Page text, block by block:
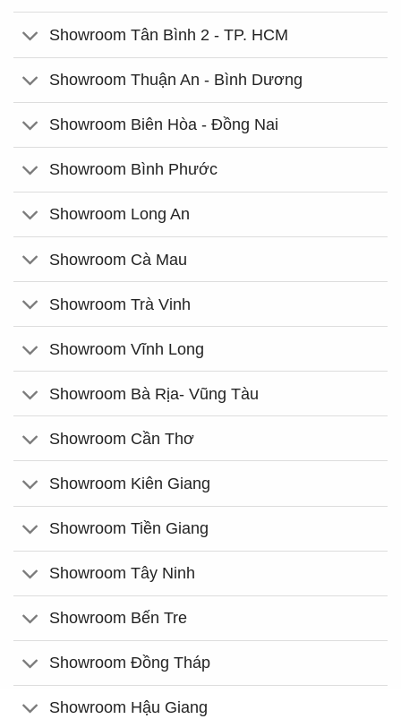
Showroom Tân Bình 2 - TP. HCM
Showroom Thuận An - Bình Dương
Showroom Biên Hòa - Đồng Nai
Showroom Bình Phước
Showroom Long An
Showroom Cà Mau
Showroom Trà Vinh
Showroom Vĩnh Long
Showroom Bà Rịa- Vũng Tàu
Showroom Cần Thơ
Showroom Kiên Giang
Showroom Tiền Giang
Showroom Tây Ninh
Showroom Bến Tre
Showroom Đồng Tháp
Showroom Hậu Giang